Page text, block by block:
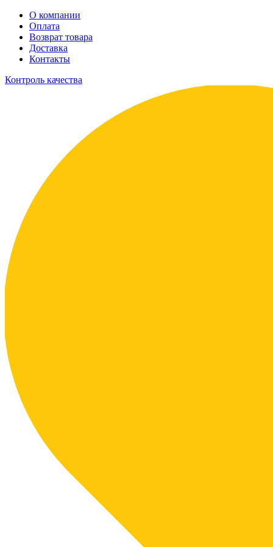
О компании
Оплата
Возврат товара
Доставка
Контакты
Контроль качества